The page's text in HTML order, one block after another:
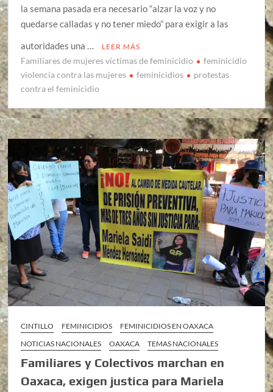
la semana pasada era necesario “alzar la voz y no
quedarse calladas y no tener miedo” para exigir a las
autoridades una …
LEER MÁS
Familiares de mujeres víctimas de feminicidio
feminicidio
violencia contra las mujeres
feminicidios
protestas
contra el feminicidio
CINTILLO FEMINICIDIOS
FEMINICIDIOS EN OAXACA
NOTICIAS NACIONALES
OAXACA TEMAS NACIONALES
Familiares y Colectivos marchan en
Oaxaca, exigen justica para Mariela